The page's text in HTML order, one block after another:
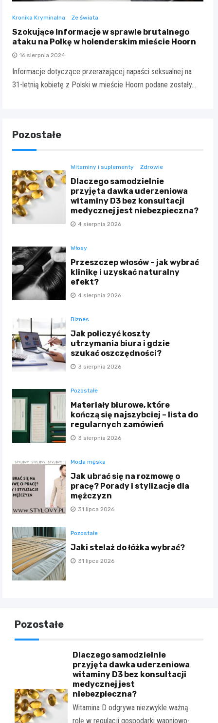
Kronika Kryminalna Ze świata
Szokujące informacje w sprawie brutalnego
ataku na Polkę w holenderskim mieście Hoorn
16 sierpnia 2024
Informacje dotyczące przerażającej napaści seksualnej na
31-letnią kobietę z Polski w mieście Hoorn podane zostały…
Pozostałe
Witaminy i suplementy Zdrowie
Dlaczego samodzielnie
przyjęta dawka uderzeniowa
witaminy D3 bez konsultacji
medycznej jest niebezpieczna?
4 sierpnia 2026
Włosy
Przeszczep włosów – jak wybrać
klinikę i uzyskać naturalny
efekt?
4 sierpnia 2026
Biznes
Jak policzyć koszty
utrzymania biura i gdzie
szukać oszczędności?
3 sierpnia 2026
Pozostałe
Materiały biurowe, które
kończą się najszybciej – lista do
regularnych zamówień
3 sierpnia 2026
Moda męska
Jak ubrać się na rozmowę o
pracę? Porady i stylizacje dla
mężczyzn
31 lipca 2026
Pozostałe
Jaki stelaż do łóżka wybrać?
31 lipca 2026
Pozostałe
Dlaczego samodzielnie
przyjęta dawka uderzeniowa
witaminy D3 bez konsultacji
medycznej jest
niebezpieczna?
Witamina D odgrywa niezwykle ważną
rolę w regulacji gospodarki wapniowo-